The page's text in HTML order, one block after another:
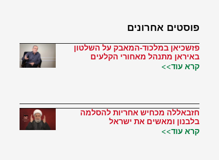
פוסטים אחרונים
פזשכיאן במלכוד-המאבק על השלטון
באיראן מתנהל מאחורי הקלעים
קרא עוד>>
חזבאללה מכחיש אחריות להסלמה
בלבנון ומאשים את ישראל
קרא עוד>>